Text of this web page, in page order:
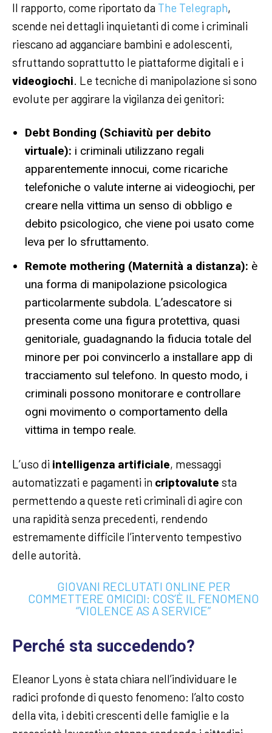
Il rapporto, come riportato da The Telegraph,
scende nei dettagli inquietanti di come i criminali
riescano ad agganciare bambini e adolescenti,
sfruttando soprattutto le piattaforme digitali e i
videogiochi. Le tecniche di manipolazione si sono
evolute per aggirare la vigilanza dei genitori:
Debt Bonding (Schiavitù per debito
virtuale): i criminali utilizzano regali
apparentemente innocui, come ricariche
telefoniche o valute interne ai videogiochi, per
creare nella vittima un senso di obbligo e
debito psicologico, che viene poi usato come
leva per lo sfruttamento.
Remote mothering (Maternità a distanza): è
una forma di manipolazione psicologica
particolarmente subdola. L’adescatore si
presenta come una figura protettiva, quasi
genitoriale, guadagnando la fiducia totale del
minore per poi convincerlo a installare app di
tracciamento sul telefono. In questo modo, i
criminali possono monitorare e controllare
ogni movimento o comportamento della
vittima in tempo reale.
L’uso di intelligenza artificiale, messaggi
automatizzati e pagamenti in criptovalute sta
permettendo a queste reti criminali di agire con
una rapidità senza precedenti, rendendo
estremamente difficile l’intervento tempestivo
delle autorità.
GIOVANI RECLUTATI ONLINE PER
COMMETTERE OMICIDI: COS’È IL FENOMENO
“VIOLENCE AS A SERVICE”
Perché sta succedendo?
Eleanor Lyons è stata chiara nell’individuare le
radici profonde di questo fenomeno: l’alto costo
della vita, i debiti crescenti delle famiglie e la